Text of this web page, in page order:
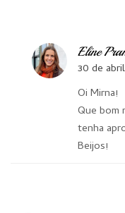
Eline
30 de
Oi Mirna!
Que bom
tenha
Beijos!